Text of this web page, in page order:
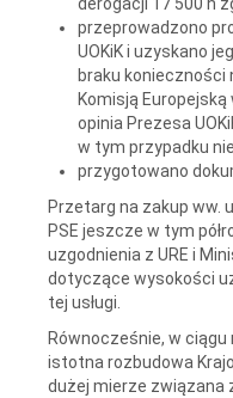
przeprowadzono
UOKiK i uzyskano
braku
Komisją
opinia Prezesa
w tym przypadku
przygotowano
Przetarg na zakup ww.
PSE jeszcze w tym
uzgodnienia z URE i
dotyczące wysokości
tej usługi.
Równocześnie, w
istotna rozbudowa
dużej mierze związana